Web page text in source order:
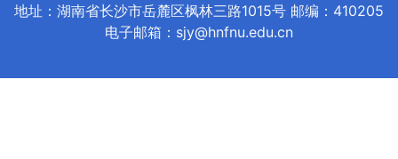
地址：湖南省长沙市岳麓区枫林三路1015号 邮编：410205
电子邮箱：sjy@hnfnu.edu.cn